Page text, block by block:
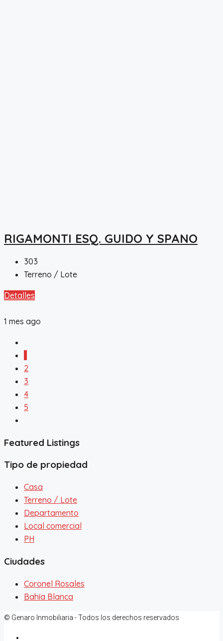
RIGAMONTI ESQ. GUIDO Y SPANO
303
Terreno / Lote
Detalles
1 mes ago
2
3
4
5
Featured Listings
Tipo de propiedad
Casa
Terreno / Lote
Departamento
Local comercial
PH
Ciudades
Coronel Rosales
Bahía Blanca
© Genaro Inmobiliaria - Todos los derechos reservados